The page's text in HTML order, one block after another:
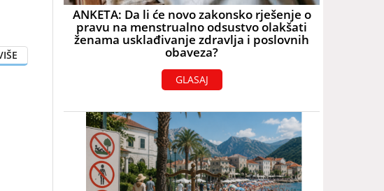
ANKETA: Da li će novo zakonsko rješenje o
pravu na menstrualno odsustvo olakšati
ženama usklađivanje zdravlja i poslovnih
obaveza?
GLASAJ